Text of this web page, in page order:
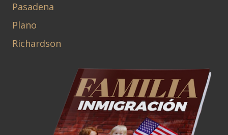
Pasadena
Plano
Richardson